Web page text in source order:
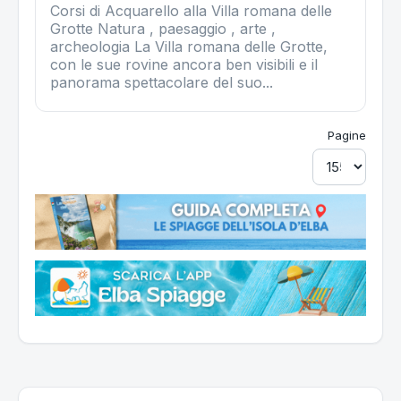
Corsi di Acquarello alla Villa romana delle
Grotte Natura , paesaggio , arte ,
archeologia La Villa romana delle Grotte,
con le sue rovine ancora ben visibili e il
panorama spettacolare del suo...
Pagine